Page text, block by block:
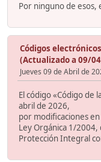
Por ninguno de esos,
Códigos electrónicos
(Actualizado a 09/
Jueves 09 de Abril de
El código «Código de
abril de 2026,
por modificaciones
Ley Orgánica 1/
Protección Integral